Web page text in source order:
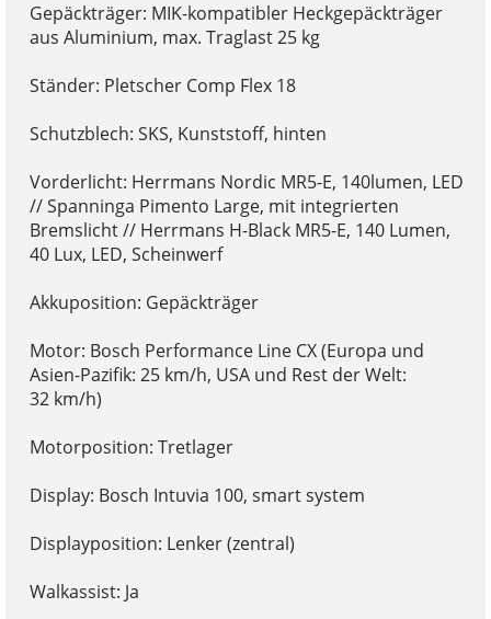
Gepäckträger: MIK-kompatibler Heckgepäckträger
aus Aluminium, max. Traglast 25 kg
Ständer: Pletscher Comp Flex 18
Schutzblech: SKS, Kunststoff, hinten
Vorderlicht: Herrmans Nordic MR5-E, 140lumen, LED
// Spanninga Pimento Large, mit integrierten
Bremslicht // Herrmans H-Black MR5-E, 140 Lumen,
40 Lux, LED, Scheinwerf
Akkuposition: Gepäckträger
Motor: Bosch Performance Line CX (Europa und
Asien-Pazifik: 25 km/h, USA und Rest der Welt:
32 km/h)
Motorposition: Tretlager
Display: Bosch Intuvia 100, smart system
Displayposition: Lenker (zentral)
Walkassist: Ja